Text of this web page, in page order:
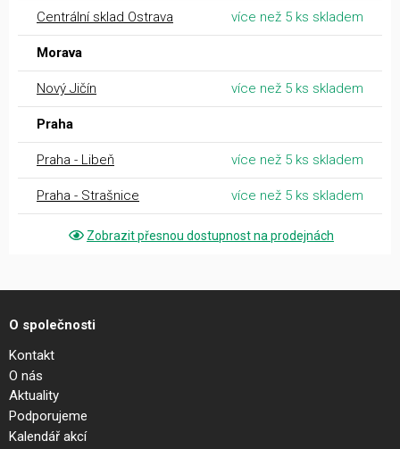
Centrální sklad Ostrava více než 5 ks skladem
Morava
Nový Jičín více než 5 ks skladem
Praha
Praha - Libeň více než 5 ks skladem
Praha - Strašnice více než 5 ks skladem
Zobrazit přesnou dostupnost na prodejnách
O společnosti
Kontakt
O nás
Aktuality
Podporujeme
Kalendář akcí